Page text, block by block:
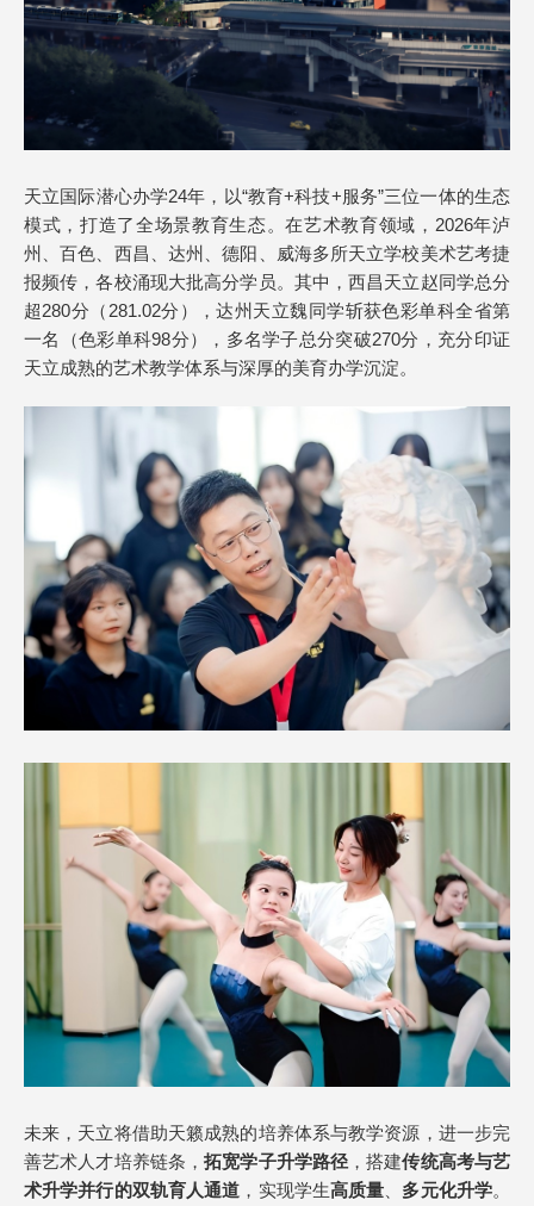
天立国际潜心办学24年，以“教育+科技+服务”三位一体的生态
模式，打造了全场景教育生态。在艺术教育领域，2026年泸
州、百色、西昌、达州、德阳、威海多所天立学校美术艺考捷
报频传，各校涌现大批高分学员。其中，西昌天立赵同学总分
超280分（281.02分），达州天立魏同学斩获色彩单科全省第
一名（色彩单科98分），多名学子总分突破270分，充分印证
天立成熟的艺术教学体系与深厚的美育办学沉淀。
未来，天立将借助天籁成熟的培养体系与教学资源，进一步完
善艺术人才培养链条，拓宽学子升学路径 ，搭建传统高考与艺
术升学并行的双轨育人通道 ，实现学生高质量 多元化升学。